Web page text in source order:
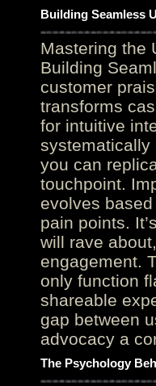
Building Seamless
Mastering the
Building
customer
transforms
for intuitive
systematically
you can
touchpoint.
evolves
pain points.
will rave
engagement.
only function
shareable
gap between
advocacy a
The Psychology